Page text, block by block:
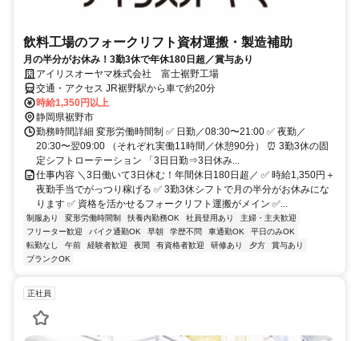
飲料工場のフォークリフト資材運搬・製造補助
月の半分がお休み！3勤3休で年休180日超／賞与あり
アイリスオーヤマ株式会社 富士裾野工場
交通・アクセス JR裾野駅から車で約20分
時給1,350円以上
静岡県裾野市
勤務時間詳細 変形労働時間制 ✅ 日勤／08:30〜21:00 ✅ 夜勤／
20:30〜翌09:00 （それぞれ実働11時間／休憩90分） ⏰ 3勤3休の固
定シフトローテーション 「3日日勤⇒3日休み...
仕事内容 ＼3日働いて3日休む！年間休日180日超／ ✅ 時給1,350円＋
夜勤手当でがっつり稼げる ✅ 3勤3休シフトで月の半分がお休みにな
ります ✅ 資格を活かせるフォークリフト運搬がメイン ✅...
制服あり 変形労働時間制 扶養内勤務OK 社員登用あり
主婦・主夫歓迎
フリーター歓迎
バイク通勤OK 早朝 学歴不問 車通勤OK
平日のみOK
転勤なし
午前 経験者歓迎 夜間 有資格者歓迎 研修あり 夕方
賞与あり
ブランクOK
正社員